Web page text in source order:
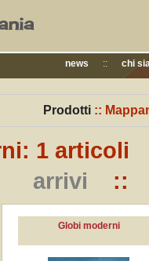
news :: chi
Prodotti ::
1
arrivi ::
Globi moderni